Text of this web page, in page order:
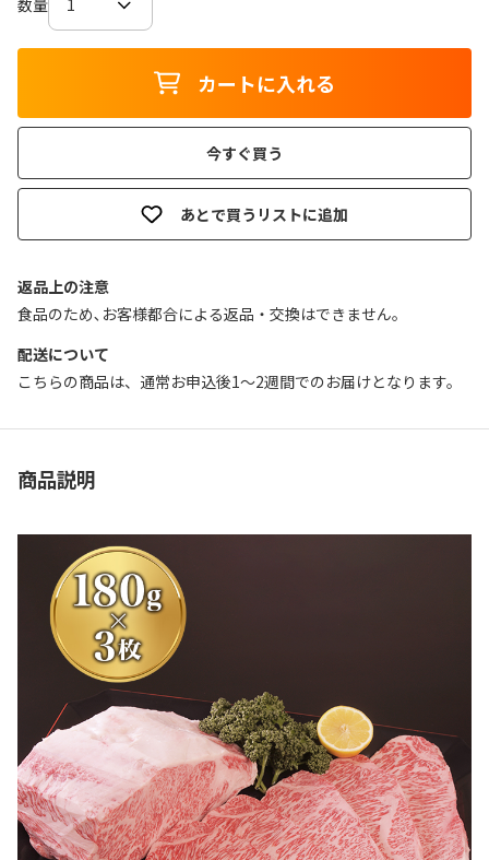
数量
カートに入れる
今すぐ買う
あとで買うリストに追加
返品上の注意
食品のため､お客様都合による返品・交換はできません｡
配送について
こちらの商品は、通常お申込後1～2週間でのお届けとなります。
商品説明